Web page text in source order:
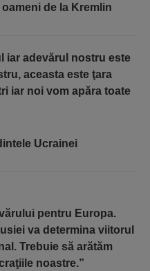
de la Kremlin
iar adevărul nostru este
aceasta este ţara
iar noi vom apăra toate
Ucrainei
pentru Europa.
va determina viitorul
Trebuie să arătăm
noastre.”